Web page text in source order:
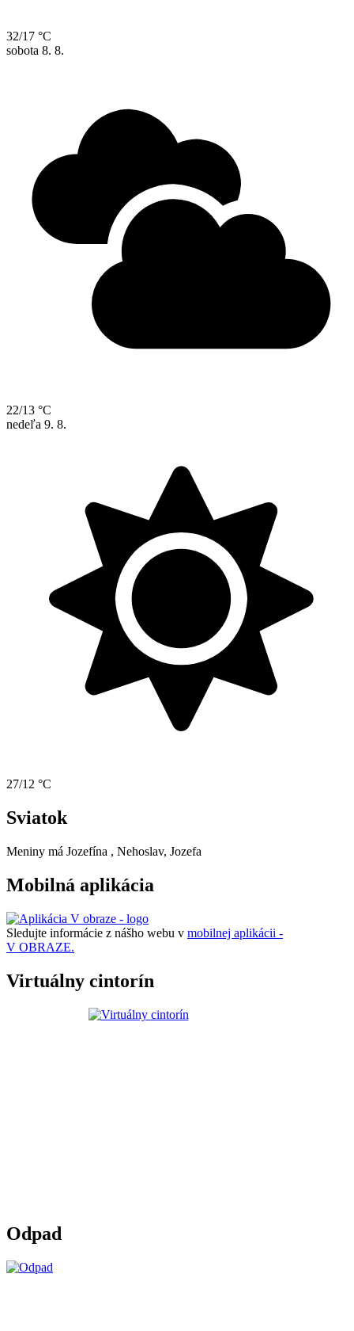
32/17 °C
sobota 8. 8.
22/13 °C
nedeľa 9. 8.
27/12 °C
Sviatok
Meniny má Jozefína , Nehoslav, Jozefa
Mobilná aplikácia
Sledujte informácie z nášho webu v mobilnej aplikácii -
V OBRAZE.
Virtuálny cintorín
Odpad